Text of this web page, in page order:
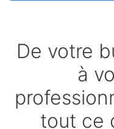
De votre
à
tout ce